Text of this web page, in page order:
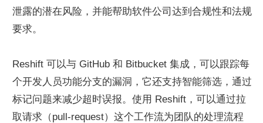
泄露的潜在风险，并能帮助软件公司达到合规性和法规
要求。
Reshift 可以与 GitHub 和 Bitbucket 集成，可以跟踪每
个开发人员功能分支的漏洞，它还支持智能筛选，通过
标记问题来减少超时误报。使用 Reshift，可以通过拉
取请求（pull-request）这个工作流为团队的处理流程